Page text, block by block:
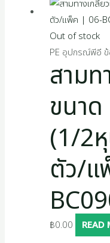
Out of stock
PE อุปกรณ์พีอี
สามท
ขนา
(1/2
ตัว/
฿0.00 READ